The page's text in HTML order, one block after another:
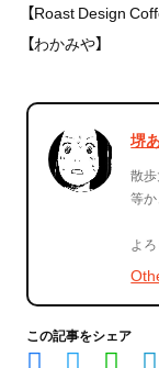
【Roast Design
【わかみや】
堺
散
等か
よ
この記事をシェア